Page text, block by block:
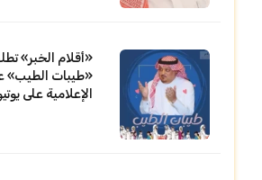
«أقلام الخبر»
«طيبات الطيب»
الإعلامية على